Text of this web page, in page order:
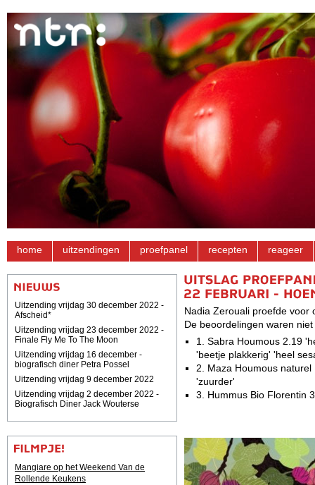
home uitzendingen proefpanel recepten reageer
Uitzending vrijdag 30 december 2022 -
Afscheid*
Uitzending vrijdag 23 december 2022 -
Finale Fly Me To The Moon
Uitzending vrijdag 16 december -
biografisch diner Petra Possel
Uitzending vrijdag 9 december 2022
Uitzending vrijdag 2 december 2022 -
Biografisch Diner Jack Wouterse
Mangiare op het Weekend Van de
Rollende Keukens
Nadia Zerouali proefde voor
De beoordelingen waren
1. Sabra Houmous 2.19
'beetje plakkerig' 'heel
2. Maza Houmous
'zuurder'
3. Hummus Bio Florentin